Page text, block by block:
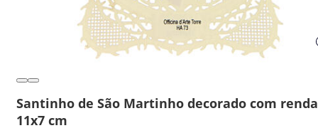
Santinho de São Martinho decorado com renda
11x7 cm